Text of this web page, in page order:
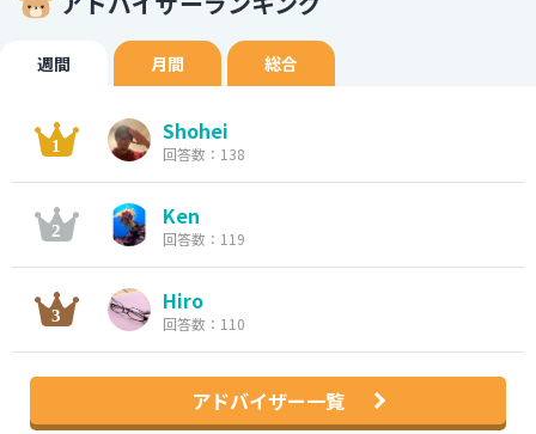
週間 月間 総合
Shohei
回答数：138
Ken
回答数：119
Hiro
回答数：110
アドバイザー一覧